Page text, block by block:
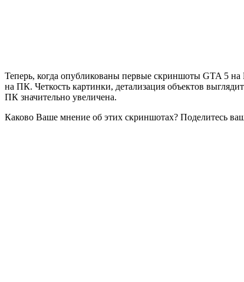
Теперь, когда опубликованы первые скриншоты GTA 5 на
на ПК. Четкость картинки, детализация объектов
ПК значительно увеличена.
Каково Ваше мнение об этих скриншотах? Поделитесь